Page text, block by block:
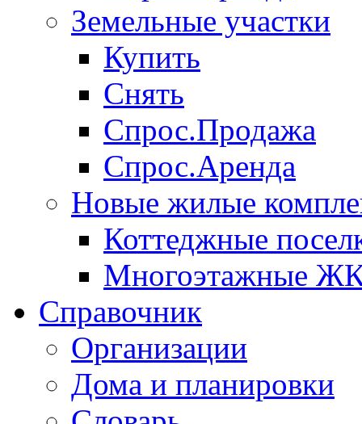
Земельные участки
Купить
Снять
Спрос.Продажа
Спрос.Аренда
Новые жилые
Коттеджные
Многоэтажные
Справочник
Организации
Дома и планировки